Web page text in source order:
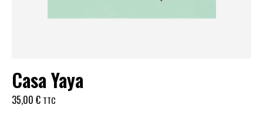
Casa Yaya
35,00 € TTC